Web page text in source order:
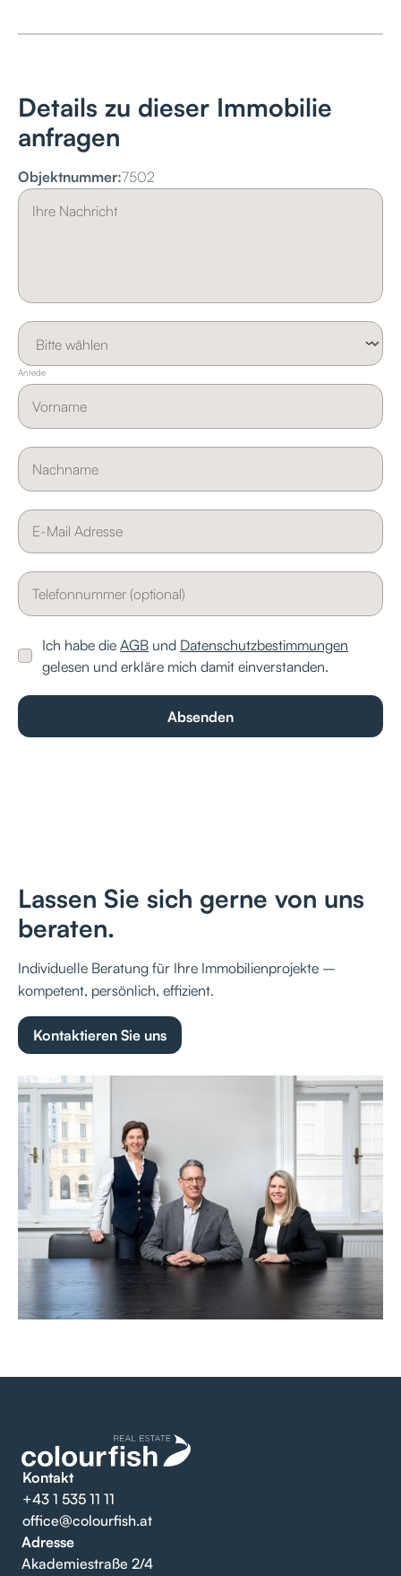
Details zu dieser Immobilie
anfragen
Objektnummer:7502
Anrede
Ich habe dieAGB und Datenschutzbestimmungen
gelesen und erkläre mich damit einverstanden.
Lassen Sie sich gerne von uns
beraten.
Individuelle Beratung für Ihre Immobilienprojekte –
kompetent, persönlich, effizient.
Kontaktieren Sie uns
Kontakt
+43 1 535 11 11
office@colourfish.at
Adresse
Akademiestraße 2/4